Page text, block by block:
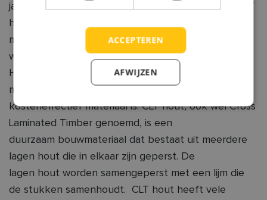
jaren sterk in opkomst, vooral in de bouwsector. CLT
hout is een duurzame en
milieuvriendelijke keuze voor bouwprojecten,
waardoor het steeds meer wordt gebruikt.
Het is een duurzaam bouwmateriaal dat lange tijd
meegaat, waardoor het een
kosteneffectief materiaal is. CLT hout, ook wel Cross
Laminated Timber genoemd, is een
duurzaam bouwmateriaal dat bestaat uit meerdere
lagen hout die in elkaar zijn geperst. De
lagen hout worden samengeperst met een lijm die
de stukken samenhoudt. CLT hout heeft vele
ACCEPTEREN
AFWIJZEN